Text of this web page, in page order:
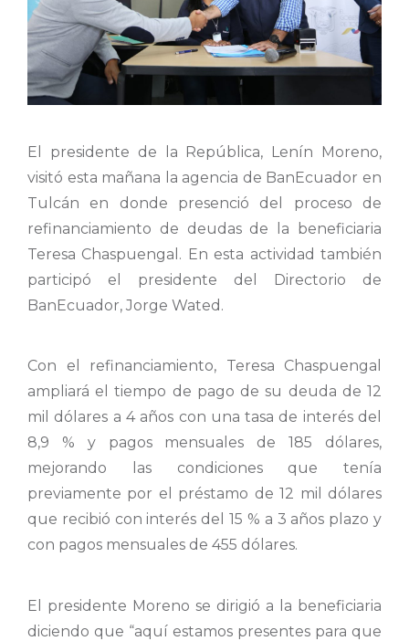
El presidente de la República, Lenín Moreno,
visitó esta mañana la agencia de BanEcuador en
Tulcán en donde presenció del proceso de
refinanciamiento de deudas de la beneficiaria
Teresa Chaspuengal. En esta actividad también
participó el presidente del Directorio de
BanEcuador, Jorge Wated.
Con el refinanciamiento, Teresa Chaspuengal
ampliará el tiempo de pago de su deuda de 12
mil dólares a 4 años con una tasa de interés del
8,9 % y pagos mensuales de 185 dólares,
mejorando las condiciones que tenía
previamente por el préstamo de 12 mil dólares
que recibió con interés del 15 % a 3 años plazo y
con pagos mensuales de 455 dólares.
El presidente Moreno se dirigió a la beneficiaria
diciendo que “aquí estamos presentes para que